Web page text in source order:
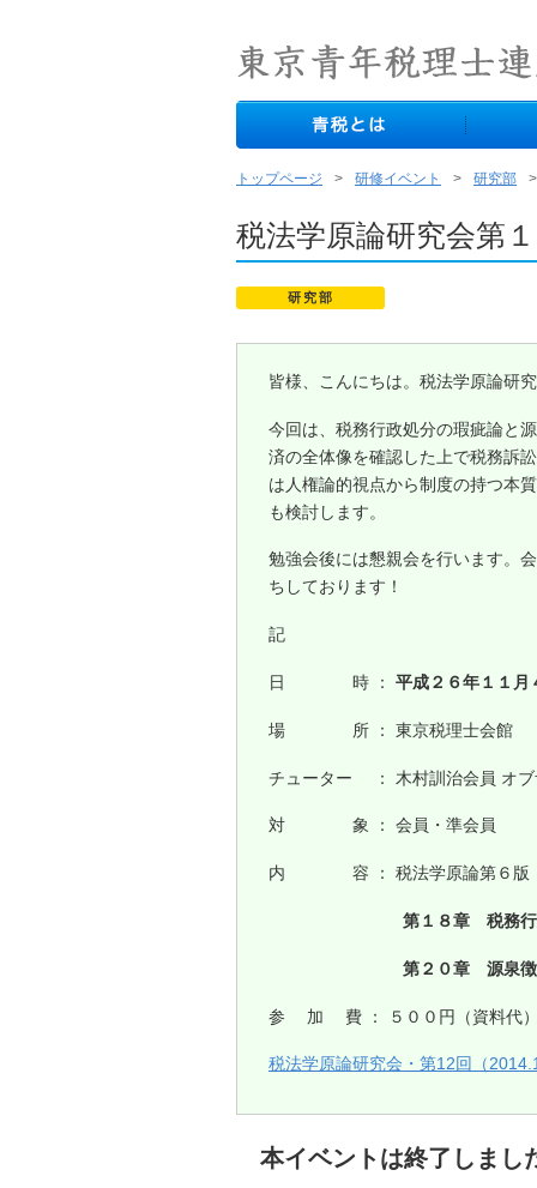
トップページ 研修イベント 研究部
税法学原論研究会第１
研究部
皆様、こんにちは。税法学原論研
今回は、税務行政処分の瑕疵論と
済の全体像を確認した上で税務訴
は人権論的視点から制度の持つ本
も検討します。
勉強会後には懇親会を行います。
ちしております！
記
日 時 ： 平成２６年１１月
場 所 ： 東京税理士会館 （
チューター ： 木村訓治会員 オブ
対 象 ： 会員・準会員
内 容 ： 税法学原論第６版
第１８章 税務行政処
第２０章 源泉徴収
参 加 費 ： ５００円（資料代）
税法学原論研究会・第12回（
本イベントは終了しまし